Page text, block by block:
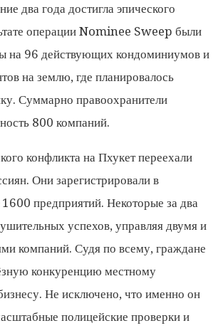
два года достигла эпического
операции Nominee Sweep были
на 96 действующих кондоминиумов и
на землю, где планировалось
Суммарно правоохранители
800 компаний.
конфликта на Пхукет переехали
Они зарегистрировали в
предприятий. Некоторые за два
успехов, управляя двумя и
компаний. Судя по всему, граждане
конкуренцию местному
Не исключено, что именно он
полицейские проверки и